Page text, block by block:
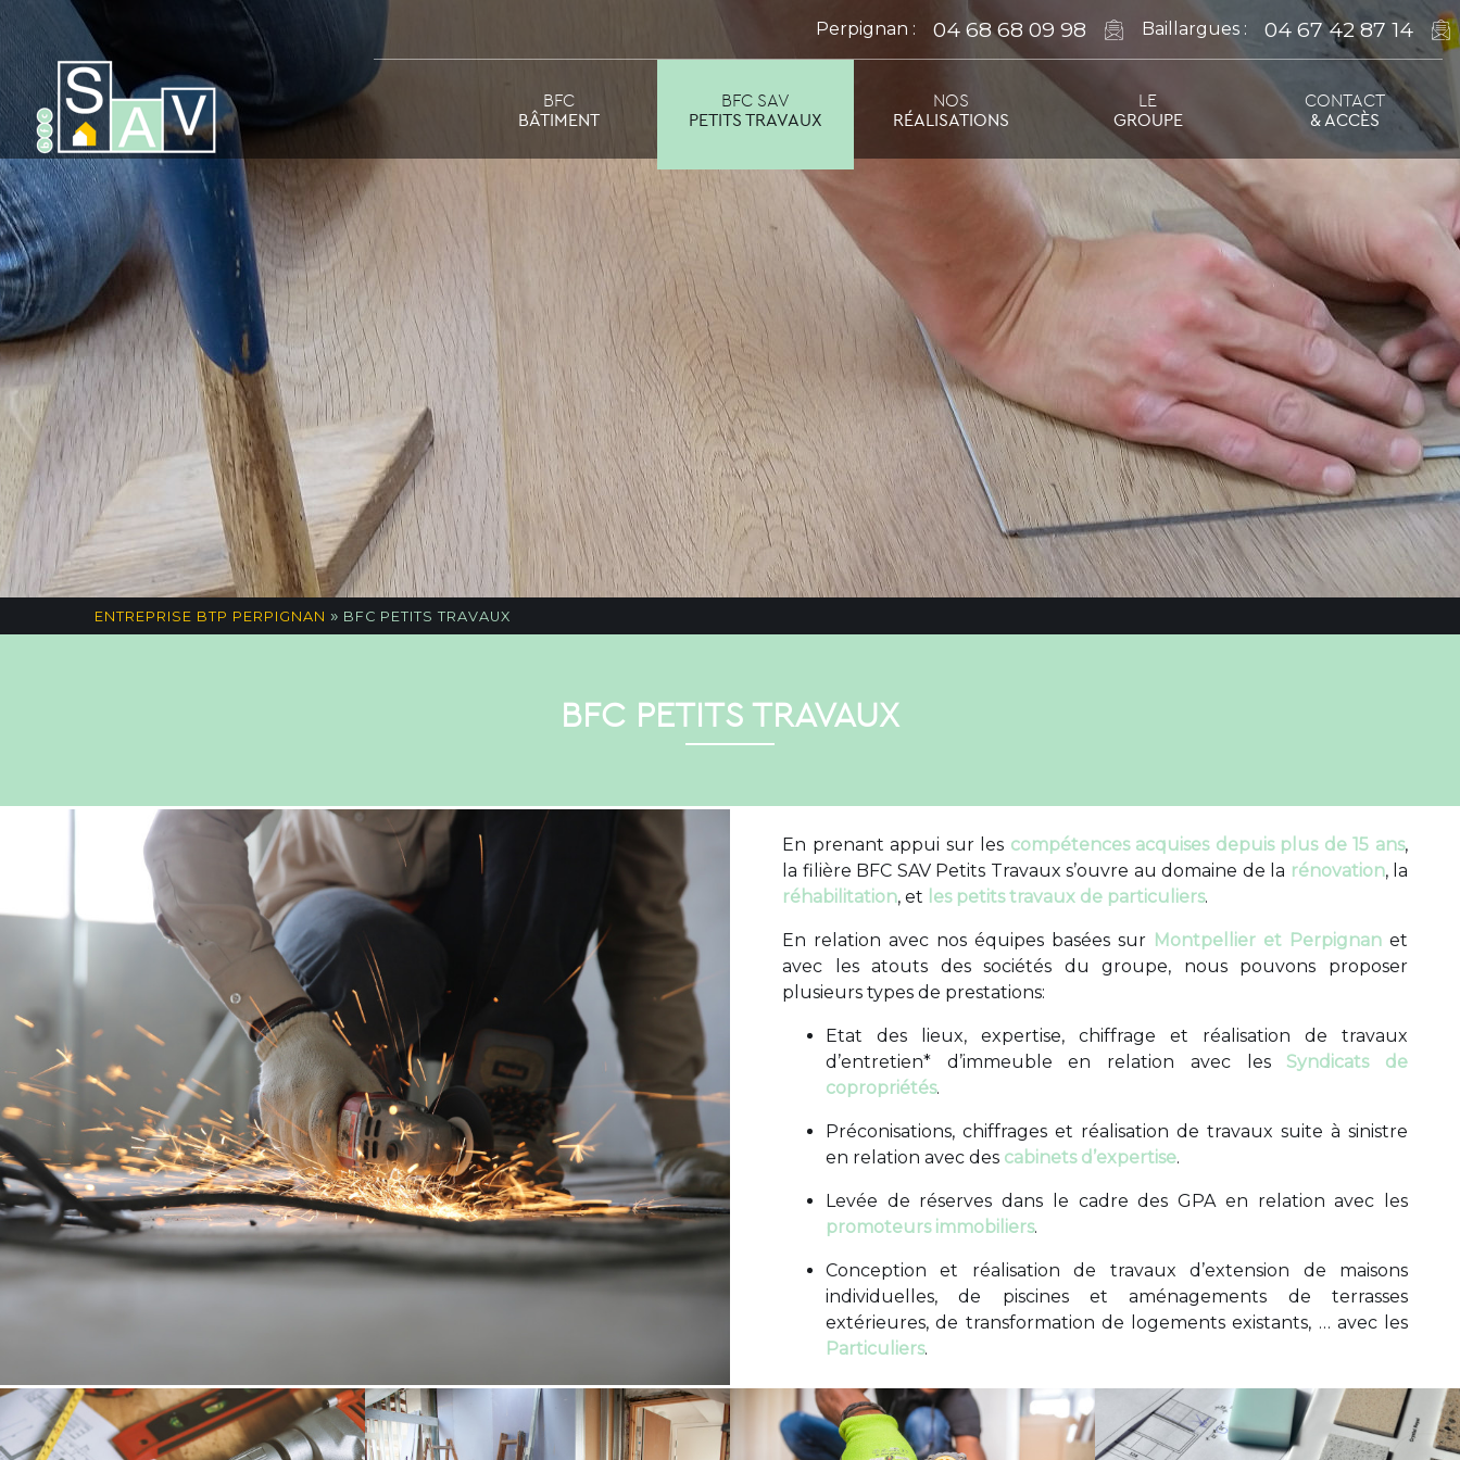
Perpignan : 04 68 68 09 98 Baillargues : 04 67 42 87 14
BFC
BÂTIMENT
BFC SAV
PETITS TRAVAUX
NOS
RÉALISATIONS
LE
GROUPE
CONTACT
& ACCÈS
ENTREPRISE BTP PERPIGNAN » BFC PETITS TRAVAUX
BFC PETITS TRAVAUX
En prenant appui sur les compétences acquises depuis plus de 15 ans,
la filière BFC SAV Petits Travaux s’ouvre au domaine de la rénovation, la
réhabilitation, et les petits travaux de particuliers.
En relation avec nos équipes basées sur Montpellier et Perpignan et
avec les atouts des sociétés du groupe, nous pouvons proposer
plusieurs types de prestations:
Etat des lieux, expertise, chiffrage et réalisation de travaux
d’entretien* d’immeuble en relation avec les Syndicats de
copropriétés.
Préconisations, chiffrages et réalisation de travaux suite à sinistre
en relation avec des cabinets d’expertise.
Levée de réserves dans le cadre des GPA en relation avec les
promoteurs immobiliers.
Conception et réalisation de travaux d’extension de maisons
individuelles, de piscines et aménagements de terrasses
extérieures, de transformation de logements existants, … avec les
Particuliers.